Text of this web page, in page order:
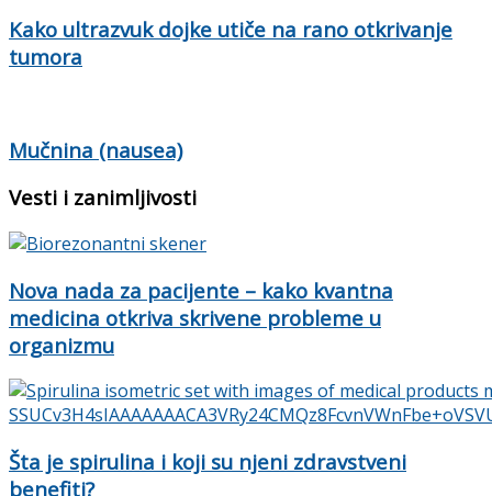
Kako ultrazvuk dojke utiče na rano otkrivanje
tumora
Mučnina (nausea)
Vesti i zanimljivosti
Nova nada za pacijente – kako kvantna
medicina otkriva skrivene probleme u
organizmu
Šta je spirulina i koji su njeni zdravstveni
benefiti?